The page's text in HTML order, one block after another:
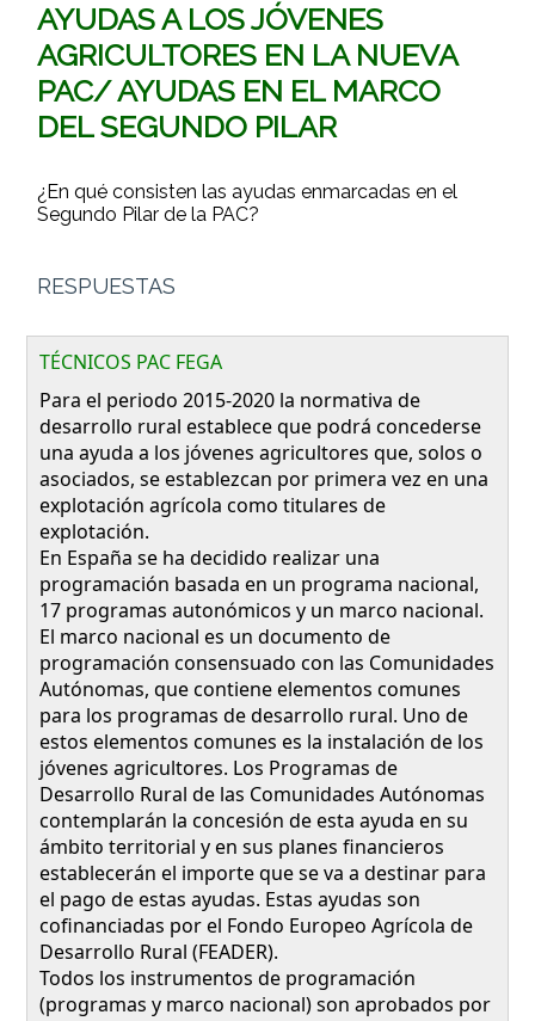
AYUDAS A LOS JÓVENES
AGRICULTORES EN LA NUEVA
PAC/ AYUDAS EN EL MARCO
DEL SEGUNDO PILAR
¿En qué consisten las ayudas enmarcadas en el
Segundo Pilar de la PAC?
RESPUESTAS
TÉCNICOS PAC FEGA
Para el periodo 2015-2020 la normativa de
desarrollo rural establece que podrá concederse
una ayuda a los jóvenes agricultores que, solos o
asociados, se establezcan por primera vez en una
explotación agrícola como titulares de
explotación.
En España se ha decidido realizar una
programación basada en un programa nacional,
17 programas autonómicos y un marco nacional.
El marco nacional es un documento de
programación consensuado con las Comunidades
Autónomas, que contiene elementos comunes
para los programas de desarrollo rural. Uno de
estos elementos comunes es la instalación de los
jóvenes agricultores. Los Programas de
Desarrollo Rural de las Comunidades Autónomas
contemplarán la concesión de esta ayuda en su
ámbito territorial y en sus planes financieros
establecerán el importe que se va a destinar para
el pago de estas ayudas. Estas ayudas son
cofinanciadas por el Fondo Europeo Agrícola de
Desarrollo Rural (FEADER).
Todos los instrumentos de programación
(programas y marco nacional) son aprobados por